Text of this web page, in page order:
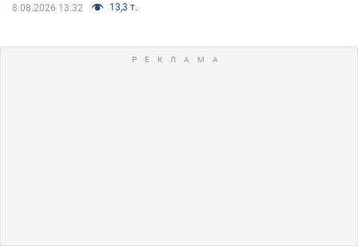
8.08.2026 13:32 13,3 т.